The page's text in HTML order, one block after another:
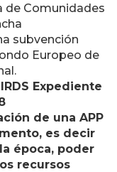
de Comunidades
subvención
Europeo de
Expediente
de una APP
es decir
época, poder
recursos